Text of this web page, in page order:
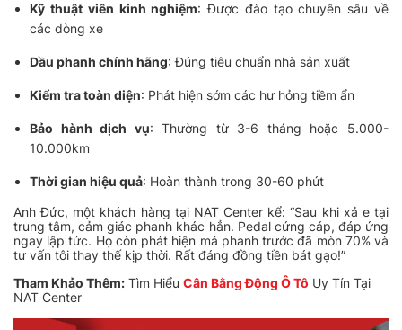
Kỹ thuật viên kinh nghiệm: Được đào tạo chuyên sâu về
các dòng xe
Dầu phanh chính hãng: Đúng tiêu chuẩn nhà sản xuất
Kiểm tra toàn diện: Phát hiện sớm các hư hỏng tiềm ẩn
Bảo hành dịch vụ: Thường từ 3-6 tháng hoặc 5.000-
10.000km
Thời gian hiệu quả: Hoàn thành trong 30-60 phút
Anh Đức, một khách hàng tại NAT Center kể: “Sau khi xả e tại
trung tâm, cảm giác phanh khác hẳn. Pedal cứng cáp, đáp ứng
ngay lập tức. Họ còn phát hiện má phanh trước đã mòn 70% và
tư vấn tôi thay thế kịp thời. Rất đáng đồng tiền bát gạo!”
Tham Khảo Thêm: Tìm Hiểu Cân Bằng Động Ô Tô Uy Tín Tại
NAT Center